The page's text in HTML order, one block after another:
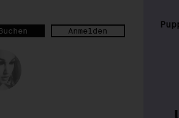
Buchen Anmelden